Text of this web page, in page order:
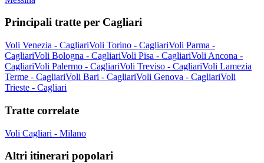
Principali tratte per Cagliari
Voli Venezia - CagliariVoli Torino - CagliariVoli Parma -
CagliariVoli Bologna - CagliariVoli Pisa - CagliariVoli Ancona -
CagliariVoli Palermo - CagliariVoli Treviso - CagliariVoli Lamezia
Terme - CagliariVoli Bari - CagliariVoli Genova - CagliariVoli
Trieste - Cagliari
Tratte correlate
Voli Cagliari - Milano
Altri itinerari popolari